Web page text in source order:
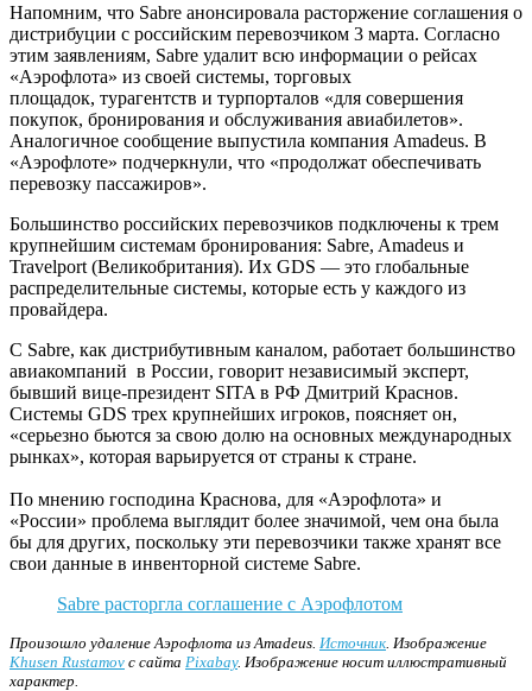
Напомним, что Sabre анонсировала расторжение соглашения о
дистрибуции с российским перевозчиком 3 марта. Согласно
этим заявлениям, Sabre удалит всю информации о рейсах
«Аэрофлота» из своей системы, торговых
площадок, турагентств и турпорталов «для совершения
покупок, бронирования и обслуживания авиабилетов».
Аналогичное сообщение выпустила компания Amadeus. В
«Аэрофлоте» подчеркнули, что «продолжат обеспечивать
перевозку пассажиров».
Большинство российских перевозчиков подключены к трем
крупнейшим системам бронирования: Sabre, Amadeus и
Travelport (Великобритания). Их GDS — это глобальные
распределительные системы, которые есть у каждого из
провайдера.
С Sabre, как дистрибутивным каналом, работает большинство
авиакомпаний в России, говорит независимый эксперт,
бывший вице-президент SITA в РФ Дмитрий Краснов.
Системы GDS трех крупнейших игроков, поясняет он,
«серьезно бьются за свою долю на основных международных
рынках», которая варьируется от страны к стране.
По мнению господина Краснова, для «Аэрофлота» и
«России» проблема выглядит более значимой, чем она была
бы для других, поскольку эти перевозчики также хранят все
свои данные в инвенторной системе Sabre.
Sabre расторгла соглашение с Аэрофлотом
Произошло удаление Аэрофлота из Amadeus. Источник . Изображение
Khusen Rustamov с сайта Pixabay. Изображение носит иллюстративный
характер.